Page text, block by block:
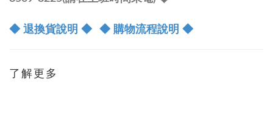
◆ 退換貨說明 ◆ ◆ 購物流程說明 ◆
了解更多